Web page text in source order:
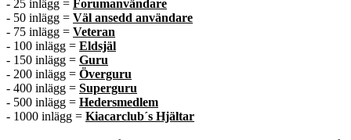
- 25 inlägg = Forumanvändare
- 50 inlägg = Väl ansedd användare
- 75 inlägg = Veteran
- 100 inlägg = Eldsjäl
- 150 inlägg = Guru
- 200 inlägg = Överguru
- 400 inlägg = Superguru
- 500 inlägg = Hedersmedlem
- 1000 inlägg = Kiacarclub´s Hjältar